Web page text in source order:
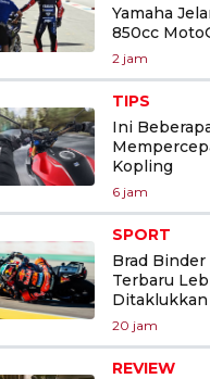
Yamaha
850cc
2 jam
TIPS
Ini
Kopling
6 jam
SPORT
Brad
Terbaru
Ditaklukkan
20 jam
REVIEW